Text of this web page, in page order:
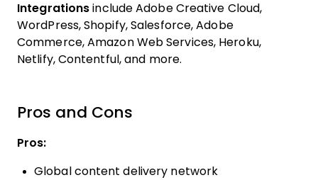
Integrations include Adobe Creative Cloud,
WordPress, Shopify, Salesforce, Adobe
Commerce, Amazon Web Services, Heroku,
Netlify, Contentful, and more.
Pros and Cons
Pros:
Global content delivery network